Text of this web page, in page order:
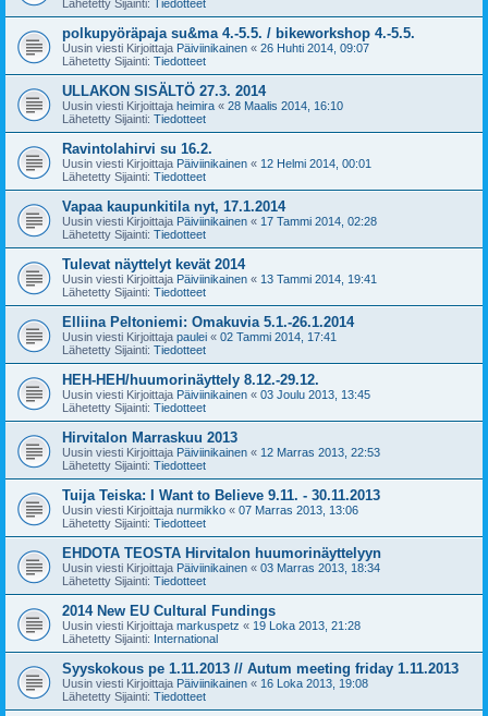
Lähetetty Sijainti: Tiedotteet
polkupyöräpaja su&ma 4.-5.5. / bikeworkshop 4.-5.5.
Uusin viesti Kirjoittaja Päiviinikainen « 26 Huhti 2014, 09:07
Lähetetty Sijainti: Tiedotteet
ULLAKON SISÄLTÖ 27.3. 2014
Uusin viesti Kirjoittaja heimira « 28 Maalis 2014, 16:10
Lähetetty Sijainti: Tiedotteet
Ravintolahirvi su 16.2.
Uusin viesti Kirjoittaja Päiviinikainen « 12 Helmi 2014, 00:01
Lähetetty Sijainti: Tiedotteet
Vapaa kaupunkitila nyt, 17.1.2014
Uusin viesti Kirjoittaja Päiviinikainen « 17 Tammi 2014, 02:28
Lähetetty Sijainti: Tiedotteet
Tulevat näyttelyt kevät 2014
Uusin viesti Kirjoittaja Päiviinikainen « 13 Tammi 2014, 19:41
Lähetetty Sijainti: Tiedotteet
Elliina Peltoniemi: Omakuvia 5.1.-26.1.2014
Uusin viesti Kirjoittaja paulei « 02 Tammi 2014, 17:41
Lähetetty Sijainti: Tiedotteet
HEH-HEH/huumorinäyttely 8.12.-29.12.
Uusin viesti Kirjoittaja Päiviinikainen « 03 Joulu 2013, 13:45
Lähetetty Sijainti: Tiedotteet
Hirvitalon Marraskuu 2013
Uusin viesti Kirjoittaja Päiviinikainen « 12 Marras 2013, 22:53
Lähetetty Sijainti: Tiedotteet
Tuija Teiska: I Want to Believe 9.11. - 30.11.2013
Uusin viesti Kirjoittaja nurmikko « 07 Marras 2013, 13:06
Lähetetty Sijainti: Tiedotteet
EHDOTA TEOSTA Hirvitalon huumorinäyttelyyn
Uusin viesti Kirjoittaja Päiviinikainen « 03 Marras 2013, 18:34
Lähetetty Sijainti: Tiedotteet
2014 New EU Cultural Fundings
Uusin viesti Kirjoittaja markuspetz « 19 Loka 2013, 21:28
Lähetetty Sijainti: International
Syyskokous pe 1.11.2013 // Autum meeting friday 1.11.2013
Uusin viesti Kirjoittaja Päiviinikainen « 16 Loka 2013, 19:08
Lähetetty Sijainti: Tiedotteet